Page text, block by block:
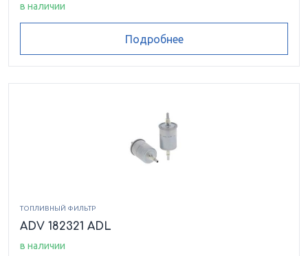
в наличии
Подробнее
ТОПЛИВНЫЙ ФИЛЬТР
ADV 182321 ADL
в наличии